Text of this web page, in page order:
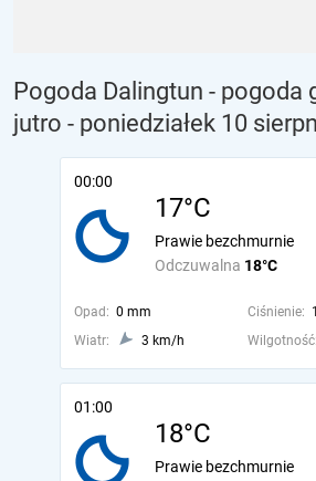
Pogoda Dalingtun - pogoda
jutro - poniedziałek 10
00:00
17°C
Odczuwalna 18°C
Prawie bezchmurnie
Opad: 0 mm Ciśnienie:
Wiatr:
3 km/h Wilgotność:
01:00
18°C
Prawie bezchmurnie